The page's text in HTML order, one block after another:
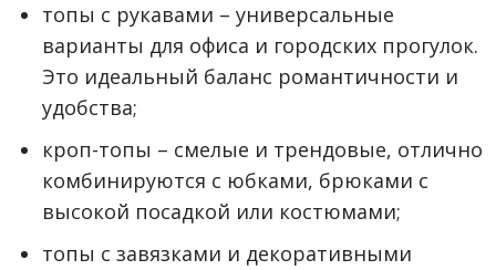
топы с рукавами – универсальные
варианты для офиса и городских прогулок.
Это идеальный баланс романтичности и
удобства;
кроп-топы – смелые и трендовые, отлично
комбинируются с юбками, брюками с
высокой посадкой или костюмами;
топы с завязками и декоративными